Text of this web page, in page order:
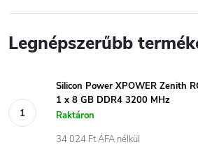
Legnépszerűbb
Silicon Power XPOWER Zenith
1 x 8 GB DDR4 3200 MHz
Raktáron
34 024 Ft ÁFA nélkül